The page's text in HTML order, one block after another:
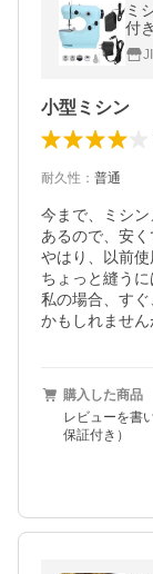
ミ
付
レ
小型ミシン
耐久性 ： 普通
今まで、ミシ
あるので、安く
やはり、以前使
ちょっと縫うに
私の場合、す
かもしれません
購入した商品
レビューを書
保証付き）